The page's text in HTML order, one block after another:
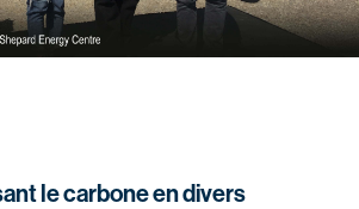
le carbone en divers